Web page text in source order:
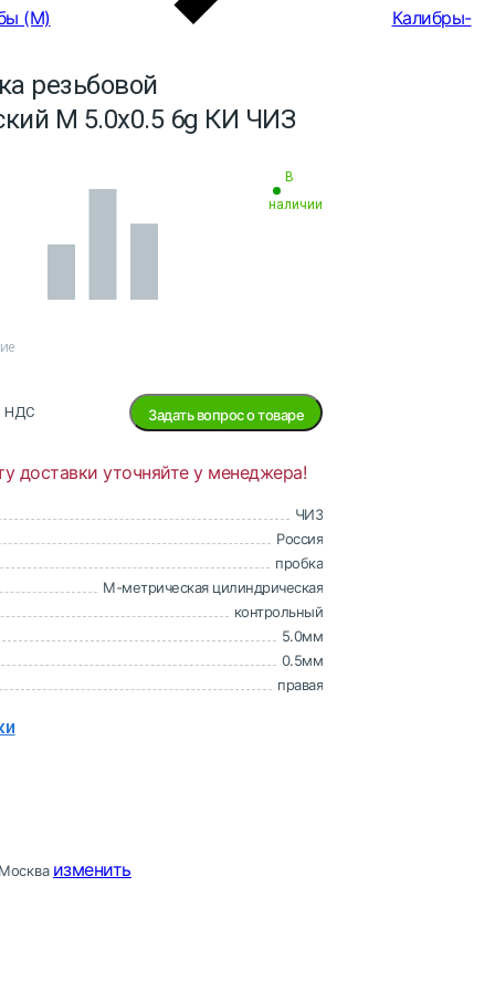
(М)
Калибры-
резьбовой
M 5.0х0.5 6g КИ ЧИЗ
В
наличии
НДС Задать вопрос о товаре
доставки уточняйте у менеджера!
ЧИЗ
Россия
пробка
M-метрическая цилиндрическая
контрольный
5.0мм
0.5мм
правая
Москва изменить